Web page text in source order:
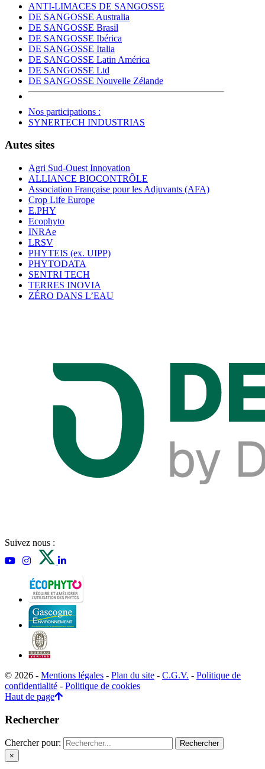
ANTI-LIMACES DE SANGOSSE
DE SANGOSSE Australia
DE SANGOSSE Brasil
DE SANGOSSE Ibérica
DE SANGOSSE Italia
DE SANGOSSE Latin América
DE SANGOSSE Ltd
DE SANGOSSE Nouvelle Zélande
Nos participations :
SYNERTECH INDUSTRIAS
Autes sites
Agri Sud-Ouest Innovation
ALLIANCE BIOCONTRÔLE
Association Française pour les Adjuvants (AFA)
Crop Life Europe
E.PHY
Ecophyto
INRAe
LRSV
PHYTEIS (ex. UIPP)
PHYTODATA
SENTRI TECH
TERRES INOVIA
ZÉRO DANS L’EAU
Suivez nous :
© 2026 - Mentions légales - Plan du site - C.G.V. - Politique de
confidentialité - Politique de cookies
Haut de page
Rechercher
Chercher pour:
×